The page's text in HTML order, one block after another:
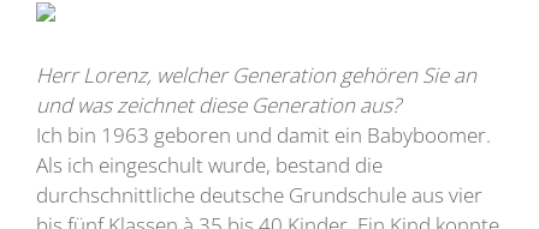
Herr Lorenz, welcher Generation gehören Sie an
und was zeichnet diese Generation aus?
Ich bin 1963 geboren und damit ein Babyboomer.
Als ich eingeschult wurde, bestand die
durchschnittliche deutsche Grundschule aus vier